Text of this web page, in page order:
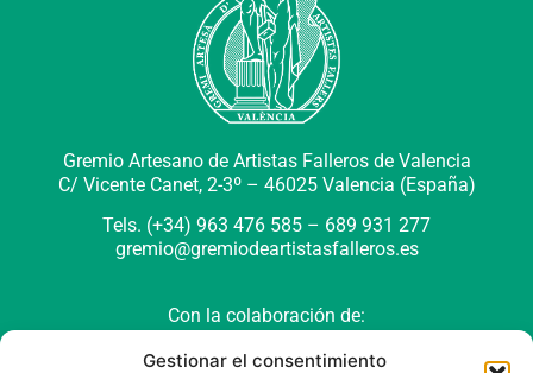
Gestionar el consentimiento
Gremio Artesano de Artistas Falleros de Valencia
C/ Vicente Canet, 2-3º – 46025 Valencia (España)
Tels. (+34) 963 476 585 – 689 931 277
gremio@gremiodeartistasfalleros.es
Con la colaboración de: